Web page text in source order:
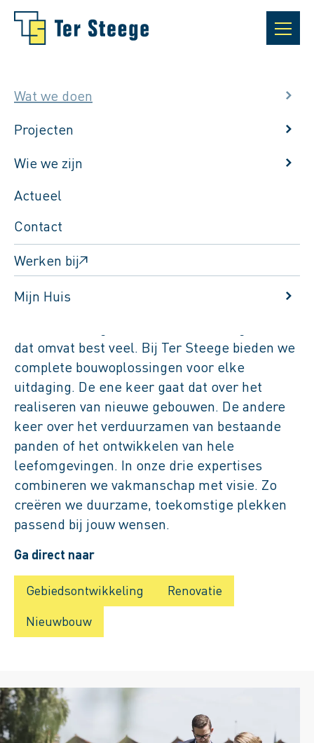
Wat we doen
Projecten
Wie we zijn
Actueel
Contact
Werken bij
Mijn Huis
Dat zie je in onze expertises
dat omvat best veel. Bij Ter Steege bieden we
complete bouwoplossingen voor elke
uitdaging. De ene keer gaat dat over het
realiseren van nieuwe gebouwen. De andere
keer over het verduurzamen van bestaande
panden of het ontwikkelen van hele
leefomgevingen. In onze drie expertises
combineren we vakmanschap met visie. Zo
creëren we duurzame, toekomstige plekken
passend bij jouw wensen.
Ga direct naar
Gebiedsontwikkeling
Renovatie
Nieuwbouw